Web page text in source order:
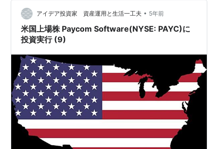
アイデア投資家 資産運用と生活一工夫 • 5年前
米国上場株 Paycom Software(NYSE: PAYC)に
投資実行 (9)